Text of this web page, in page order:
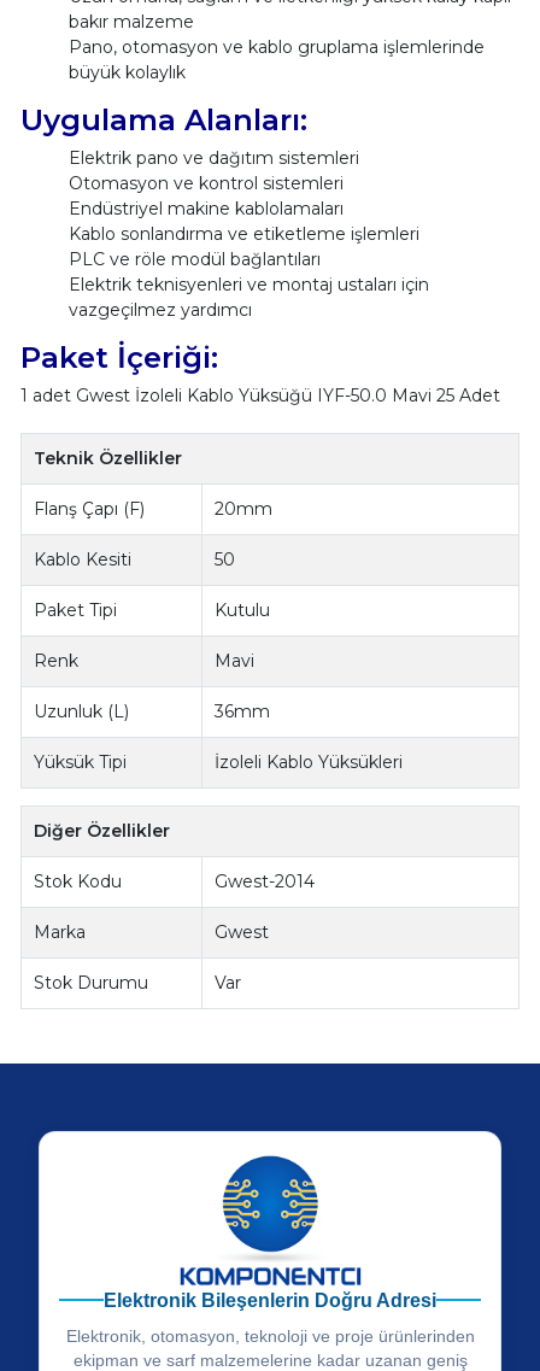
bakır malzeme
Pano, otomasyon ve kablo gruplama işlemlerinde
büyük kolaylık
Uygulama Alanları:
Elektrik pano ve dağıtım sistemleri
Otomasyon ve kontrol sistemleri
Endüstriyel makine kablolamaları
Kablo sonlandırma ve etiketleme işlemleri
PLC ve röle modül bağlantıları
Elektrik teknisyenleri ve montaj ustaları için
vazgeçilmez yardımcı
Paket İçeriği:
1 adet Gwest İzoleli Kablo Yüksüğü IYF-50.0 Mavi 25 Adet
Teknik Özellikler
Flanş Çapı (F) 20mm
Kablo Kesiti 50
Paket Tipi Kutulu
Renk Mavi
Uzunluk (L) 36mm
Yüksük Tipi İzoleli Kablo Yüksükleri
Diğer Özellikler
Stok Kodu Gwest-2014
Marka Gwest
Stok Durumu Var
Elektronik Bileşenlerin Doğru Adresi
Elektronik, otomasyon, teknoloji ve proje ürünlerinden
ekipman ve sarf malzemelerine kadar uzanan geniş